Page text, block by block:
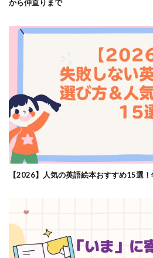
から仲直りまで
【2026】人気の英語絵本おすすめ15選